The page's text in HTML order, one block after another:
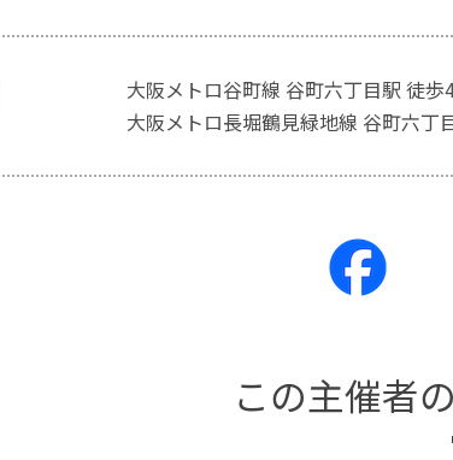
大阪メトロ谷町線 谷町六丁目駅 徒歩
大阪メトロ長堀鶴見緑地線 谷町六丁
この主催者